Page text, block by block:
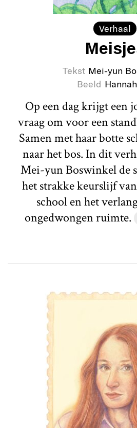
Verhaal
Tekst Mei-yun
Beeld
Op een dag krijgt een
vraag om voor een
Samen met haar botte
naar het bos. In dit
Mei-yun Boswinkel de
het strakke keurslijf
school en het
ongedwongen ruimte.